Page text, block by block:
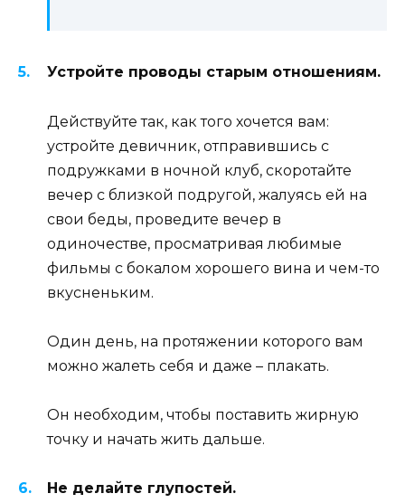
Устройте проводы старым отношениям.
Действуйте так, как того хочется вам:
устройте девичник, отправившись с
подружками в ночной клуб, скоротайте
вечер с близкой подругой, жалуясь ей на
свои беды, проведите вечер в
одиночестве, просматривая любимые
фильмы с бокалом хорошего вина и чем-то
вкусненьким.
Один день, на протяжении которого вам
можно жалеть себя и даже – плакать.
Он необходим, чтобы поставить жирную
точку и начать жить дальше.
Не делайте глупостей.